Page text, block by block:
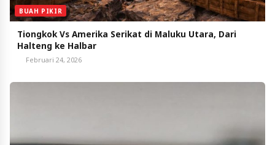
BUAH PIKIR
Tiongkok Vs Amerika Serikat di Maluku Utara, Dari
Halteng ke Halbar
Februari 24, 2026